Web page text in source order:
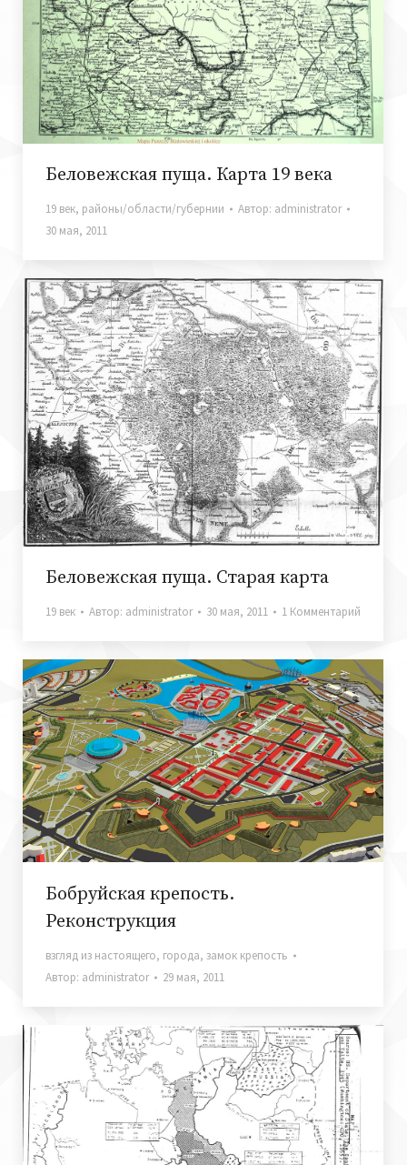
Беловежская пуща. Карта 19 века
19 век, районы/области/губернии Автор: administrator
30 мая, 2011
Беловежская пуща. Старая карта
19 век Автор: administrator 30 мая, 2011 1 Комментарий
Бобруйская крепость.
Реконструкция
взгляд из настоящего, города, замок крепость
Автор: administrator 29 мая, 2011